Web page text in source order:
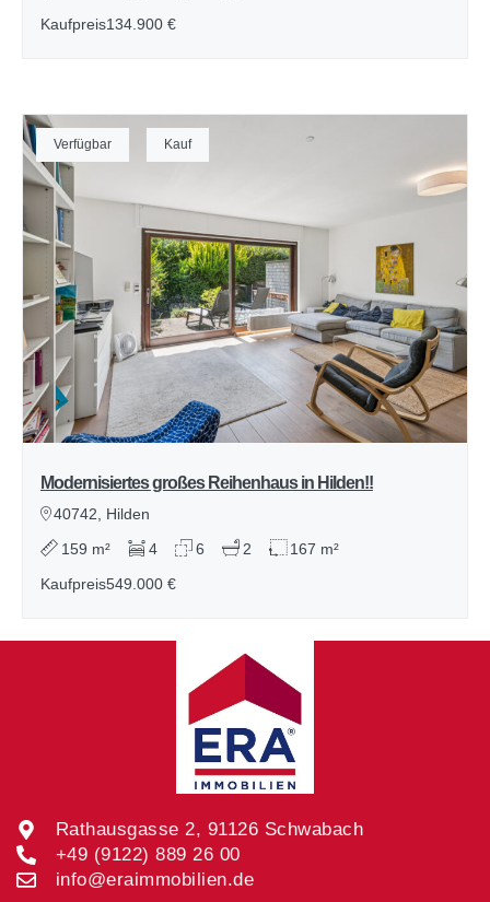
Kaufpreis134.900 €
Verfügbar Kauf
Modernisiertes großes Reihenhaus in Hilden!!
40742, Hilden
159 m² 4 6 2
167 m²
Kaufpreis549.000 €
Rathausgasse 2, 91126 Schwabach
+49 (9122) 889 26 00
info@eraimmobilien.de